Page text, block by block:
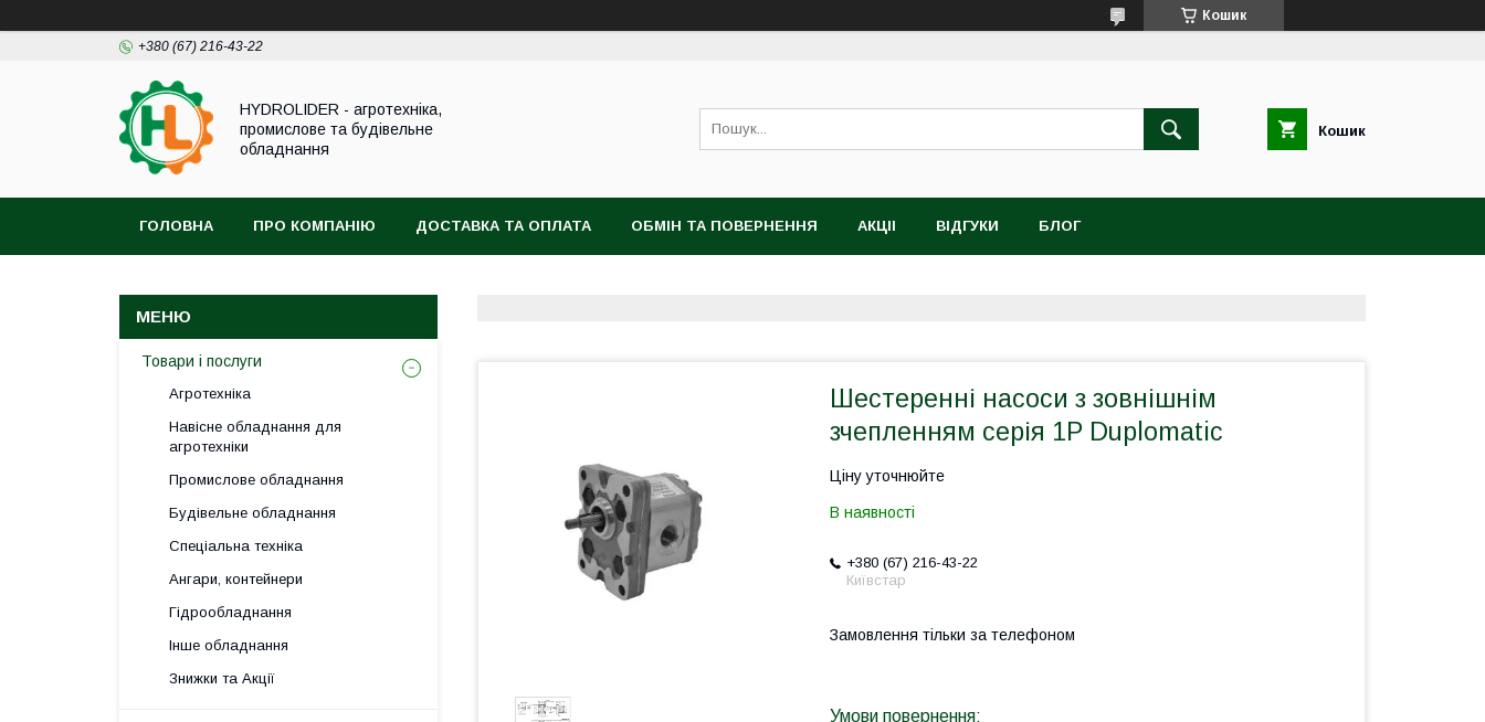
Кошик
+380 (67) 216-43-22
HYDROLIDER - агротехніка,
промислове та будівельне
обладнання
Кошик
ГОЛОВНА ПРО КОМПАНІЮ ДОСТАВКА ТА ОПЛАТА ОБМІН ТА ПОВЕРНЕННЯ АКЦІІ ВІДГУКИ БЛОГ
Шестеренні насоси з зовнішнім
зчепленням серія 1P Duplomatic
Ціну уточнюйте
В наявності
+380 (67) 216-43-22
Київстар
Замовлення тільки за телефоном
Товари і послуги
Агротехніка
Навісне обладнання для
агротехніки
Промислове обладнання
Будівельне обладнання
Спеціальна техніка
Ангари, контейнери
Гідрообладнання
Інше обладнання
Знижки та Акції